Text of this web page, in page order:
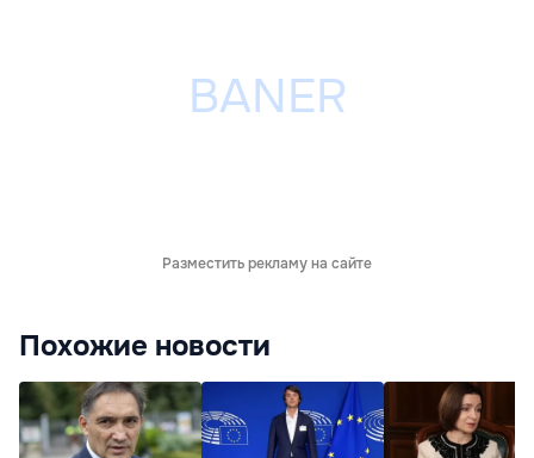
Разместить рекламу на сайте
Похожие новости